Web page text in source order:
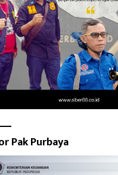
Pak Purbaya